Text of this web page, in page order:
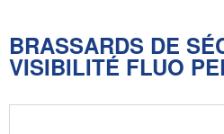
BRASSARDS DE
VISIBILITÉ FLUO